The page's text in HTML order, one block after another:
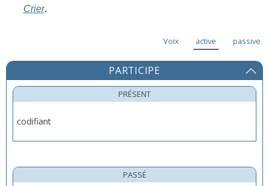
Crier.
Voix active passive
PARTICIPE
PRÉSENT
codifiant
PASSÉ